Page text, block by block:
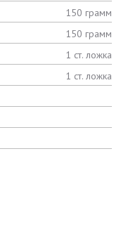
150 грамм
150 грамм
1 ст. ложка
1 ст. ложка